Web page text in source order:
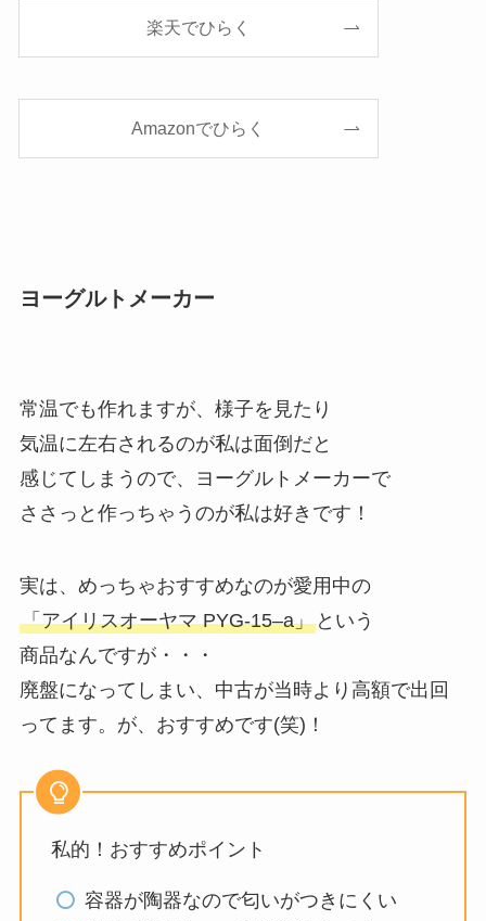
楽天でひらく
Amazonでひらく
ヨーグルトメーカー
常温でも作れますが、様子を見たり
気温に左右されるのが私は面倒だと
感じてしまうので、ヨーグルトメーカーで
ささっと作っちゃうのが私は好きです！
実は、めっちゃおすすめなのが愛用中の
「アイリスオーヤマ PYG-15–a」という
商品なんですが・・・
廃盤になってしまい、中古が当時より高額で出回
ってます。が、おすすめです(笑)！
私的！おすすめポイント
容器が陶器なので匂いがつきにくい